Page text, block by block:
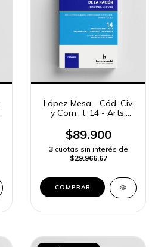
López Mesa - Cód. Civ.
y Com., t. 14 - Arts.
$89.900
3 cuotas sin interés de
$29.966,67
COMPRAR